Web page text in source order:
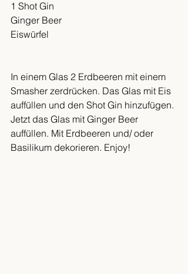
1 Shot Gin
Ginger Beer
Eiswürfel
In einem Glas 2 Erdbeeren mit einem
Smasher zerdrücken. Das Glas mit Eis
auffüllen und den Shot Gin hinzufügen.
Jetzt das Glas mit Ginger Beer
auffüllen. Mit Erdbeeren und/ oder
Basilikum dekorieren. Enjoy!